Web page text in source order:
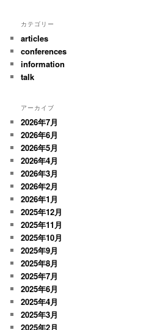
カテゴリー
articles
conferences
information
talk
アーカイブ
2026年7月
2026年6月
2026年5月
2026年4月
2026年3月
2026年2月
2026年1月
2025年12月
2025年11月
2025年10月
2025年9月
2025年8月
2025年7月
2025年6月
2025年4月
2025年3月
2025年2月